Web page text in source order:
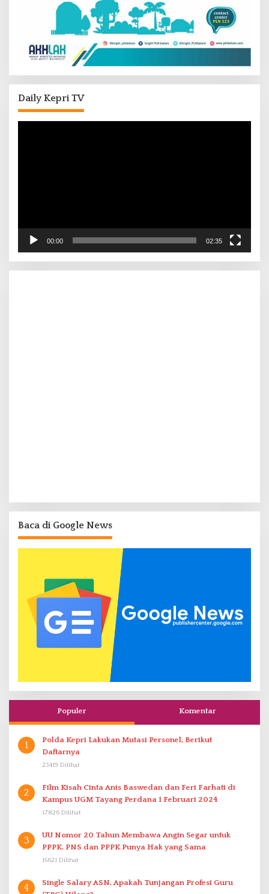
Daily Kepri TV
00:00 02:35
Baca di Google News
Populer Komentar
1
Polda Kepri Lakukan Mutasi Personel, Berikut
Daftarnya
23419 Dilihat
2
Film Kisah Cinta Anis Baswedan dan Feri Farhati di
Kampus UGM Tayang Perdana 1 Februari 2024
17826 Dilihat
3
UU Nomor 20 Tahun Membawa Angin Segar untuk
PPPK. PNS dan PPPK Punya Hak yang Sama
15621 Dilihat
4
Single Salary ASN, Apakah Tunjangan Profesi Guru